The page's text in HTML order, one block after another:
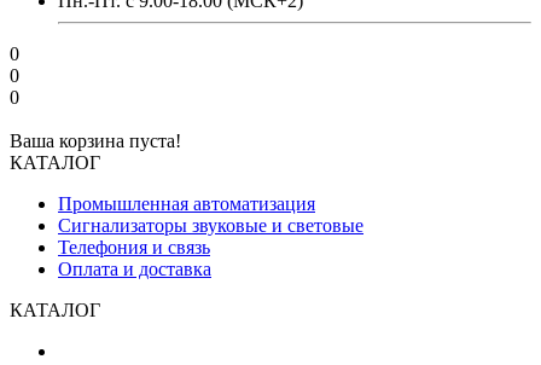
0
0
0
Ваша корзина пуста!
КАТАЛОГ
Промышленная автоматизация
Сигнализаторы звуковые и световые
Телефония и связь
Оплата и доставка
КАТАЛОГ